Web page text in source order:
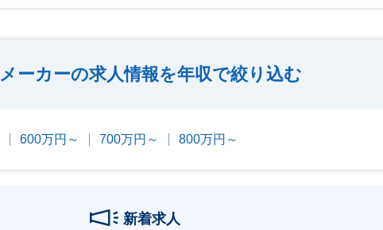
メーカーの求人情報を年収で絞り込む
600万円～ 700万円～ 800万円～
新着求人